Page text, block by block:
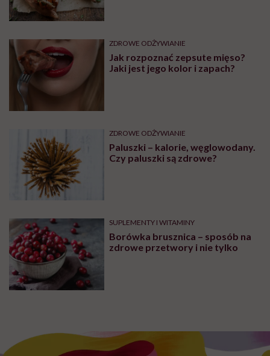
ZDROWE ODŻYWIANIE
Jak rozpoznać zepsute mięso?
Jaki jest jego kolor i zapach?
ZDROWE ODŻYWIANIE
Paluszki – kalorie, węglowodany.
Czy paluszki są zdrowe?
SUPLEMENTY I WITAMINY
Borówka brusznica – sposób na
zdrowe przetwory i nie tylko